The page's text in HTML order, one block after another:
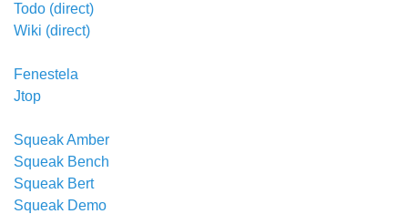
Todo (direct)
Wiki (direct)
Fenestela
Jtop
Squeak Amber
Squeak Bench
Squeak Bert
Squeak Demo